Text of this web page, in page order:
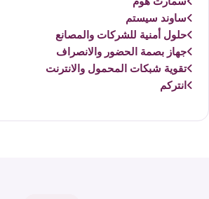
ساوند سيستم
حلول أمنية للشركات والمصانع
جهاز بصمة الحضور والانصراف
تقوية شبكات المحمول والانترنت
انتركم